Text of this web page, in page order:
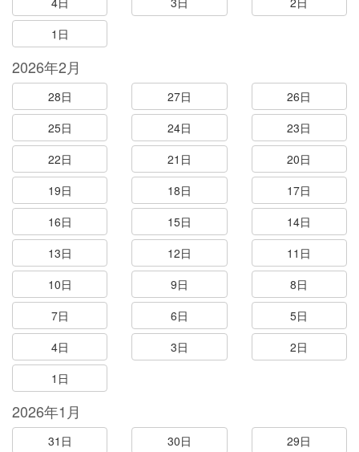
1日
2026年2月
28日 27日
26日
25日
24日
23日
22日
21日
20日
19日
18日
17日
16日
15日
14日
13日
12日
11日
10日
9日
8日
7日
6日
5日
4日
3日
2日
1日
2026年1月
31日 30日 29日